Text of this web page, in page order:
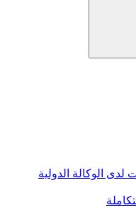
لدى الوكالة الدولية